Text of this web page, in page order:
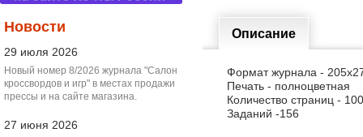
Новости
29 июля 2026
Новый номер 8/2026 журнала "Салон
кроссвордов и игр" в местах продажи
прессы и на сайте магазина.
27 июня 2026
Описание
Формат журнала -
Печать - полноцветная
Количество страниц - 100
Заданий -156